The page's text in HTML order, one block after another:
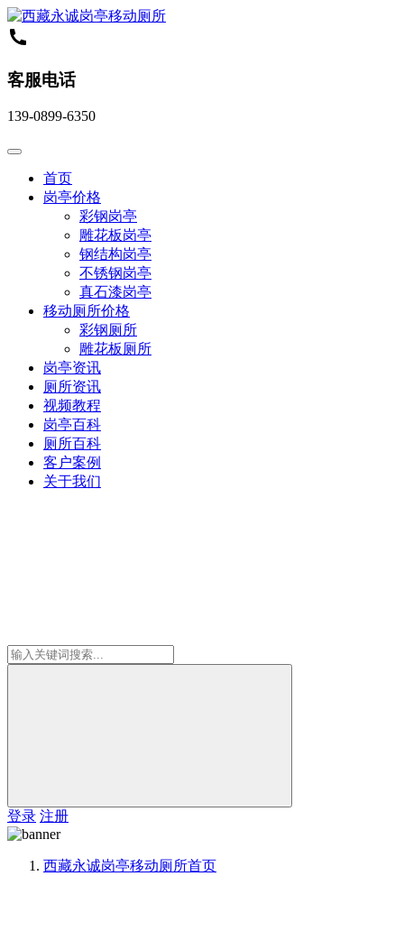
客服电话
139-0899-6350
首页
岗亭价格
彩钢岗亭
雕花板岗亭
钢结构岗亭
不锈钢岗亭
真石漆岗亭
移动厕所价格
彩钢厕所
雕花板厕所
岗亭资讯
厕所资讯
视频教程
岗亭百科
厕所百科
客户案例
关于我们
登录 注册
西藏永诚岗亭移动厕所首页